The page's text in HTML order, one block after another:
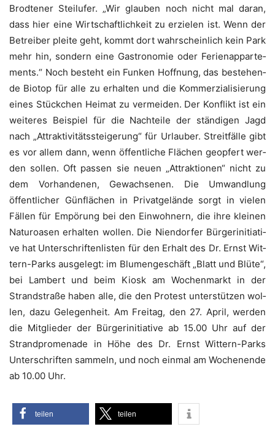
Brod­te­ner Steil­ufer. „Wir glau­ben noch nicht mal dar­an,
dass hier eine Wirt­schaft­lich­keit zu erzie­len ist. Wenn der
Betrei­ber plei­te geht, kommt dort wahr­schein­lich kein Park
mehr hin, son­dern eine Gas­tro­no­mie oder Feri­en­ap­par­te­
ments.“ Noch besteht ein Fun­ken Hoff­nung, das bestehen­
de Bio­top für alle zu erhal­ten und die Kom­mer­zia­li­sie­rung
eines Stück­chen Hei­mat zu ver­mei­den. Der Kon­flikt ist ein
wei­te­res Bei­spiel für die Nach­tei­le der stän­di­gen Jagd
nach „Attrak­ti­vi­täts­stei­ge­rung“ für Urlau­ber. Streit­fäl­le gibt
es vor allem dann, wenn öffent­li­che Flä­chen geop­fert wer­
den sol­len. Oft pas­sen sie neu­en „Attrak­tio­nen“ nicht zu
dem Vor­han­de­nen, Gewach­se­nen. Die Umwand­lung
öffent­li­cher Gün­flä­chen in Pri­vat­ge­län­de sorgt in vie­len
Fäl­len für Empö­rung bei den Ein­woh­nern, die ihre klei­nen
Natur­oa­sen erhal­ten wol­len. Die Nien­dor­fer Bür­ger­initia­ti­
ve hat Unter­schrif­ten­lis­ten für den Erhalt des Dr. Ernst Wit­
tern-Parks aus­ge­legt: im Blu­men­ge­schäft „Blatt und Blü­te“,
bei Lam­bert und beim Kiosk am Wochen­markt in der
Strand­stra­ße haben alle, die den Pro­test unter­stüt­zen wol­
len, dazu Gele­gen­heit. Am Frei­tag, den 27. April, wer­den
die Mit­glie­der der Bür­ger­initia­ti­ve ab 15.00 Uhr auf der
Strand­pro­me­na­de in Höhe des Dr. Ernst Wit­tern-Parks
Unter­schrif­ten sam­meln, und noch ein­mal am Wochen­en­de
ab 10.00 Uhr.
tei­len tei­len